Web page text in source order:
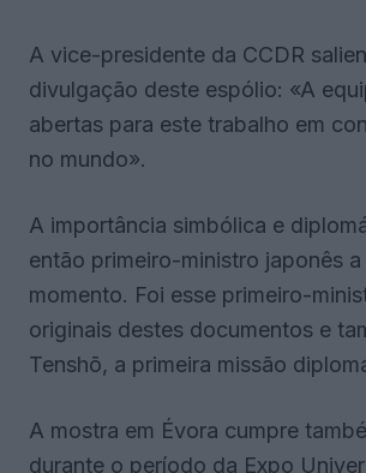
A vice-presidente da CCDR
divulgação deste espólio: «A
abertas para este trabalho em
no mundo».
A importância simbólica e
então primeiro-ministro japonês
momento. Foi esse primeiro-
originais destes documentos e
Tenshō, a primeira missão
A mostra em Évora cumpre
durante o período da Expo